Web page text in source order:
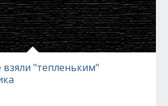
взяли "тепленьким"